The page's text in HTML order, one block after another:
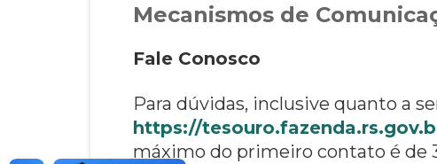
Mecanismos de
Fale Conosco
Para dúvidas, inclusive quanto a
https://
máximo do primeiro contato é de